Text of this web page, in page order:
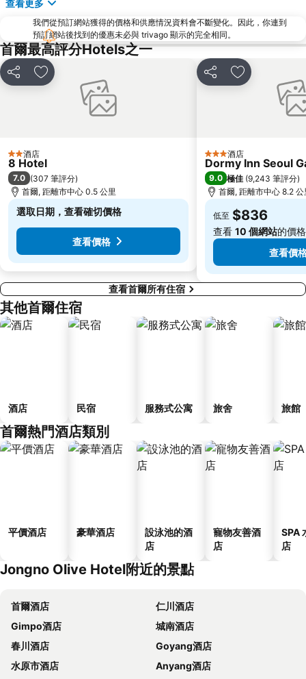
Namdaemun Market
昌德宮
Samsung
Gyeongbokgung
Yongsan
Apgujeong
首爾世界杯體育場
Everland
Transit Tours - Seoul City Tour
Gwangmyeong station
East gate
Yangjae
Lotte - Main
Jung Gu
Junggu
查看更多
我們從預訂網站獲得的價格和供應情況資料會不斷變化。因此，你連到
預訂網站後找到的優惠未必與 trivago 顯示的完全相同。
首爾最高評分Hotels之一
分享 放到收藏夾
2 星級
酒店
8 Hotel
7.0 (307 筆評分)
首爾, 距離市中心 0.5 公里
選取日期，查看確切價格
查看價格
分享 放到收藏夾
3 星級酒店
Dormy Inn Seoul
9.0 極佳 (9,243 筆評分)
首爾, 距離市中心 8.2 公
低至 $836
查看 10 個網站的價格
查看價
查看首爾所有住宿
其他首爾住宿
酒店 民宿 服務式公寓 旅舍 旅館
首爾熱門酒店類別
平價酒店 豪華酒店
設泳池的酒
店
寵物友善酒
店
SPA
店
Jongno Olive Hotel附近的景點
首爾酒店
仁川酒店
Gimpo酒店
城南酒店
春川酒店
Goyang酒店
水原市酒店
Anyang酒店